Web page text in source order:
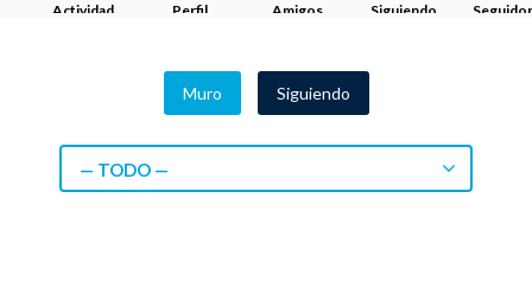
Actividad Perfil Amigos Siguiendo
Muro Siguiendo
— TODO —